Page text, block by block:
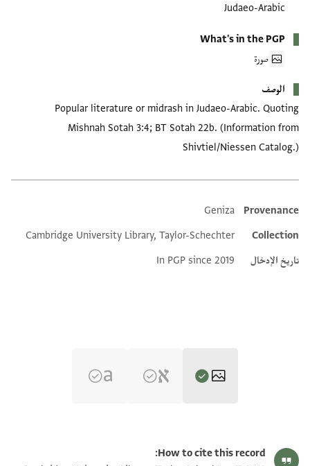
Judaeo-Arabic
What's in the PGP
صورة
الوصف
Popular literature or midrash in Judaeo-Arabic. Quoting
Mishnah Sotah 3:4; BT Sotah 22b. (Information from
Shivtiel/Niessen Catalog.)
Additional metadata
Provenance
Geniza
Collection
Cambridge University Library, Taylor-Schechter
تاريخ الإدخال
In PGP since 2019
How to cite this record: